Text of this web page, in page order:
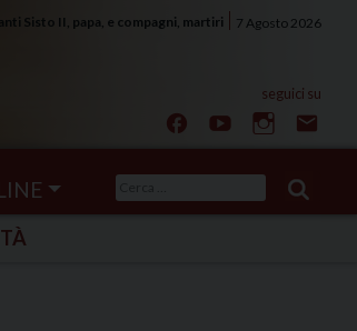
7 Agosto 2026
Sisto II, papa, e compagni, martiri
per: